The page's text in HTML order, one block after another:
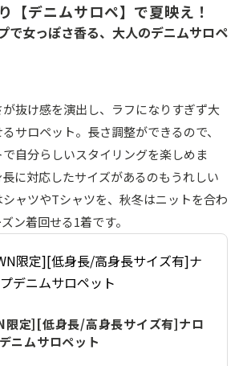
【デニムサロペ】で夏映え！
で女っぽさ香る、大人のデニムサロペ
抜け感を演出し、ラフになりすぎず大
サロペット。長さ調整ができるので、
自分らしいスタイリングを楽しめま
に対応したサイズがあるのもうれしい
ャツやTシャツを、秋冬はニットを合わ
ン着回せる1着です。
限定][低身長/高身長サイズ有]ナロ
ニムサロペット